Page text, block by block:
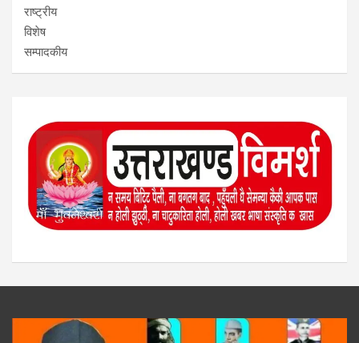
राष्ट्रीय
विशेष
सम्पादकीय